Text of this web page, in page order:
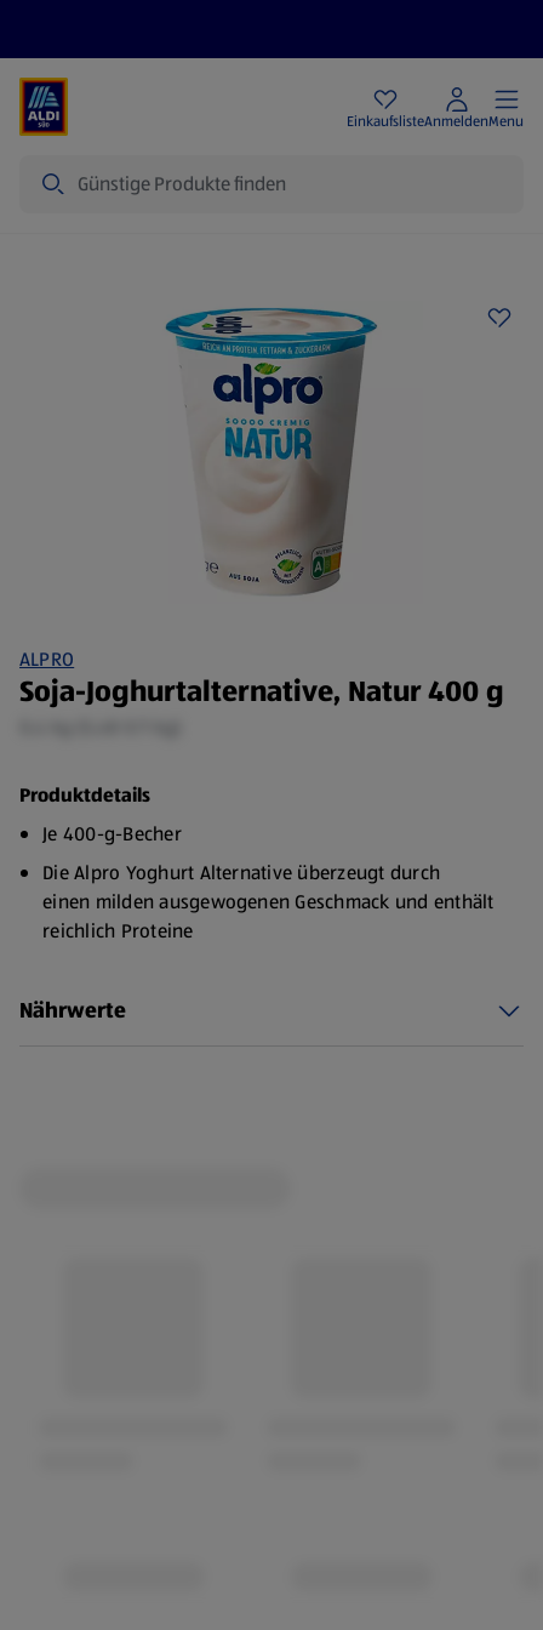
EinkaufslisteAnmeldenMenu
ALPRO
Soja-Joghurtalternative, Natur 400 g
Produktdetails
Je 400-g-Becher
Die Alpro Yoghurt Alternative überzeugt durch
einen milden ausgewogenen Geschmack und enthält
reichlich Proteine
Nährwerte